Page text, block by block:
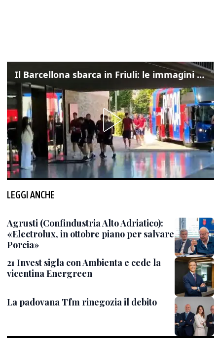
Il Barcellona sbarca in Friuli: le immagini dell'arrivo in albergo
LEGGI ANCHE
Agrusti (Confindustria Alto Adriatico):
«Electrolux, in ottobre piano per salvare
Porcia»
21 Invest sigla con Ambienta e cede la
vicentina Energreen
La padovana Tfm rinegozia il debito